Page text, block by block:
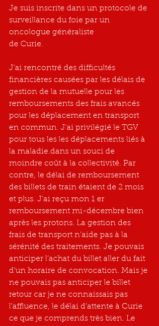
Je suis inscrite dans un protocole de
surveillance du foie par un
oncologue généraliste
de Curie.
J’ai rencontré des difficultés
financières causées par les délais de
gestion de la mutuelle pour les
remboursements des frais avancés
pour les déplacement en transport
en commun. J'ai privilégié le TGV
pour tous les les déplacements liés à
la maladie.dans un souci de
moindre coût à la collectivité. Par
contre, le délai de remboursement
des billets de train étaient de 2 mois
et plus. J’ai reçu mon 1 er
remboursement mi-décembre bien
après les protons. La gestion des
frais de transport n’aide pas à la
sérénité des traitements. Je pouvais
anticiper l’achat du billet aller du fait
d’un horaire de convocation. Mais je
ne pouvais pas anticiper le billet
retour car je ne connaissais pas
l’affluence, le délai d’attente à Curie
ce que je comprends très bien. Le